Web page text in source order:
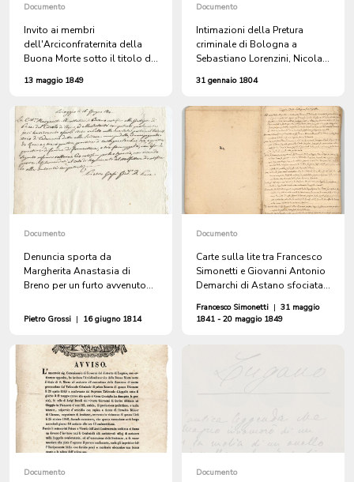
Documento
Invito ai membri
dell'Arciconfraternita della
Buona Morte sotto il titolo di
Cappella Confortatoria e
Luigi Baroli di Oleggio,
colpevole dell'omicidio con
rapina di Oswaldo Rhiner di
Glarona, negoziante di
bestiame, avvenuto il 25
13 maggio 1849
Documento
Intimazioni della Pretura
criminale di Bologna a
Sebastiano Lorenzini, Nicola
pubblici calligrafi, per una
31 gennaio 1804
Documento
Denuncia sporta da
Margherita Anastasia di
Breno per un furto avvenuto
Cademario
Pietro Grossi | 16 giugno 1814
Documento
Carte sulla lite tra Francesco
Simonetti e Giovanni Antonio
Demarchi di Astano sfociata
Simplicio Simonetti, figlio di
Francesco Simonetti | 31 maggio
1841 - 20 maggio 1849
Documento Documento